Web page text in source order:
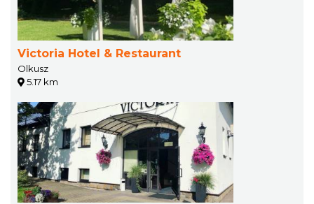
Victoria Hotel & Restaurant
Olkusz
5.17 km